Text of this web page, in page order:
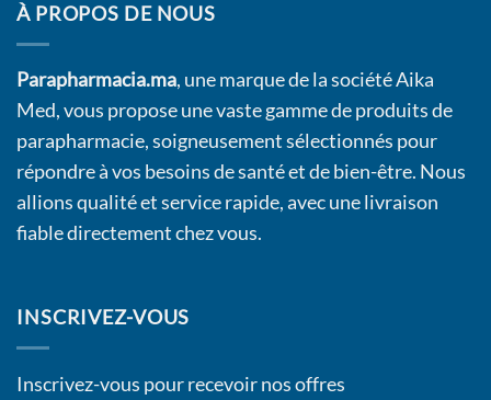
À PROPOS DE NOUS
Parapharmacia.ma, une marque de la société Aika
Med, vous propose une vaste gamme de produits de
parapharmacie, soigneusement sélectionnés pour
répondre à vos besoins de santé et de bien-être. Nous
allions qualité et service rapide, avec une livraison
fiable directement chez vous.
INSCRIVEZ-VOUS
Inscrivez-vous pour recevoir nos offres